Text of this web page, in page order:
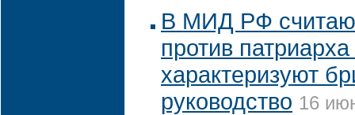
В МИД РФ
против
характеризуют
руководство 16